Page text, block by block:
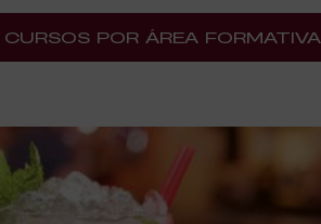
CURSOS POR ÁREA FORMATIVA